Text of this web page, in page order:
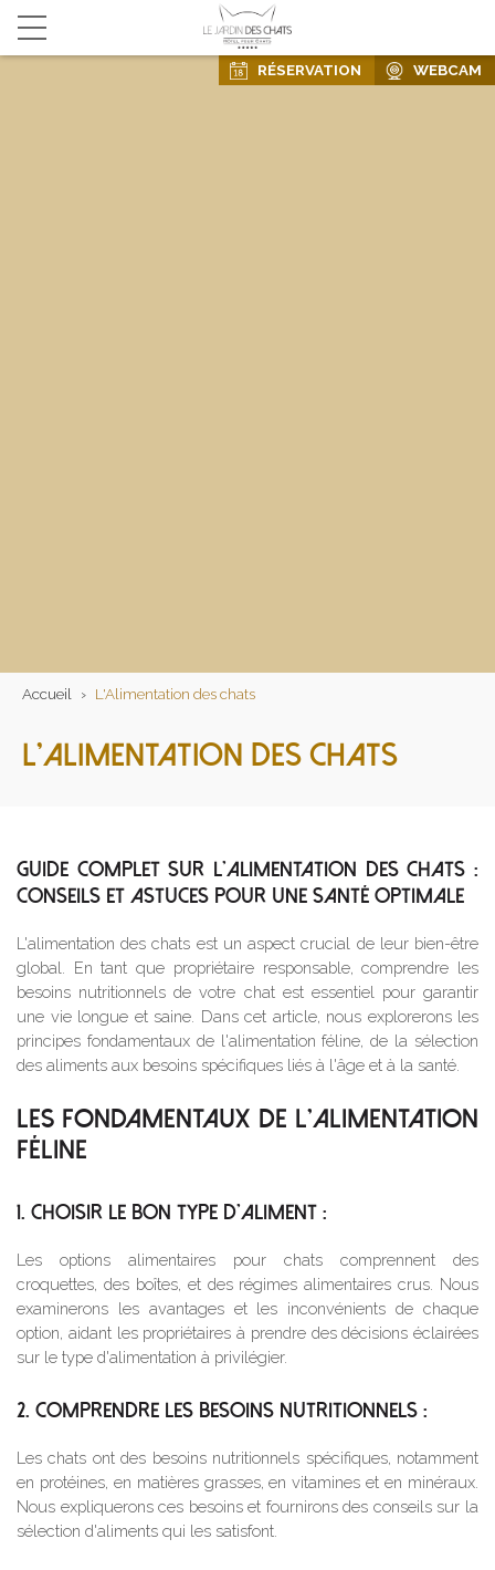
WEBCAM
RÉSERVATION
Accueil › L'Alimentation des chats
L'ALIMENTATION DES CHATS
GUIDE COMPLET SUR L'ALIMENTATION DES CHATS :
CONSEILS ET ASTUCES POUR UNE SANTÉ OPTIMALE
L'alimentation des chats est un aspect crucial de leur bien-être
global. En tant que propriétaire responsable, comprendre les
besoins nutritionnels de votre chat est essentiel pour garantir
une vie longue et saine. Dans cet article, nous explorerons les
principes fondamentaux de l'alimentation féline, de la sélection
des aliments aux besoins spécifiques liés à l'âge et à la santé.
LES FONDAMENTAUX DE L'ALIMENTATION
FÉLINE
1. CHOISIR LE BON TYPE D'ALIMENT :
Les options alimentaires pour chats comprennent des
croquettes, des boîtes, et des régimes alimentaires crus. Nous
examinerons les avantages et les inconvénients de chaque
option, aidant les propriétaires à prendre des décisions éclairées
sur le type d'alimentation à privilégier.
2. COMPRENDRE LES BESOINS NUTRITIONNELS :
Les chats ont des besoins nutritionnels spécifiques, notamment
en protéines, en matières grasses, en vitamines et en minéraux.
Nous expliquerons ces besoins et fournirons des conseils sur la
sélection d'aliments qui les satisfont.